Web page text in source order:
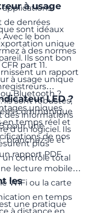
applications
de denrées
le bon
à des normes
part 11.
à usage unique
ou Bluetooth ?
uniques
en temps réel et
de nos
à usage
sont idéaux
unique
Ils sont bon
un rapport
ils sont robustes,
des informations
d'un logiciel. Ils
plus
contrôle total
LED ?
communique
pour une
branchez-le et
rapport PDF.
lecture mobile
WiFi ou la carte
en temps
les
une pratique